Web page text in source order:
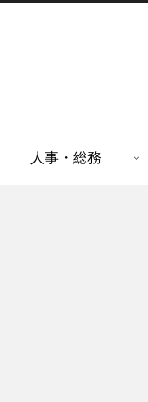
人事・総務